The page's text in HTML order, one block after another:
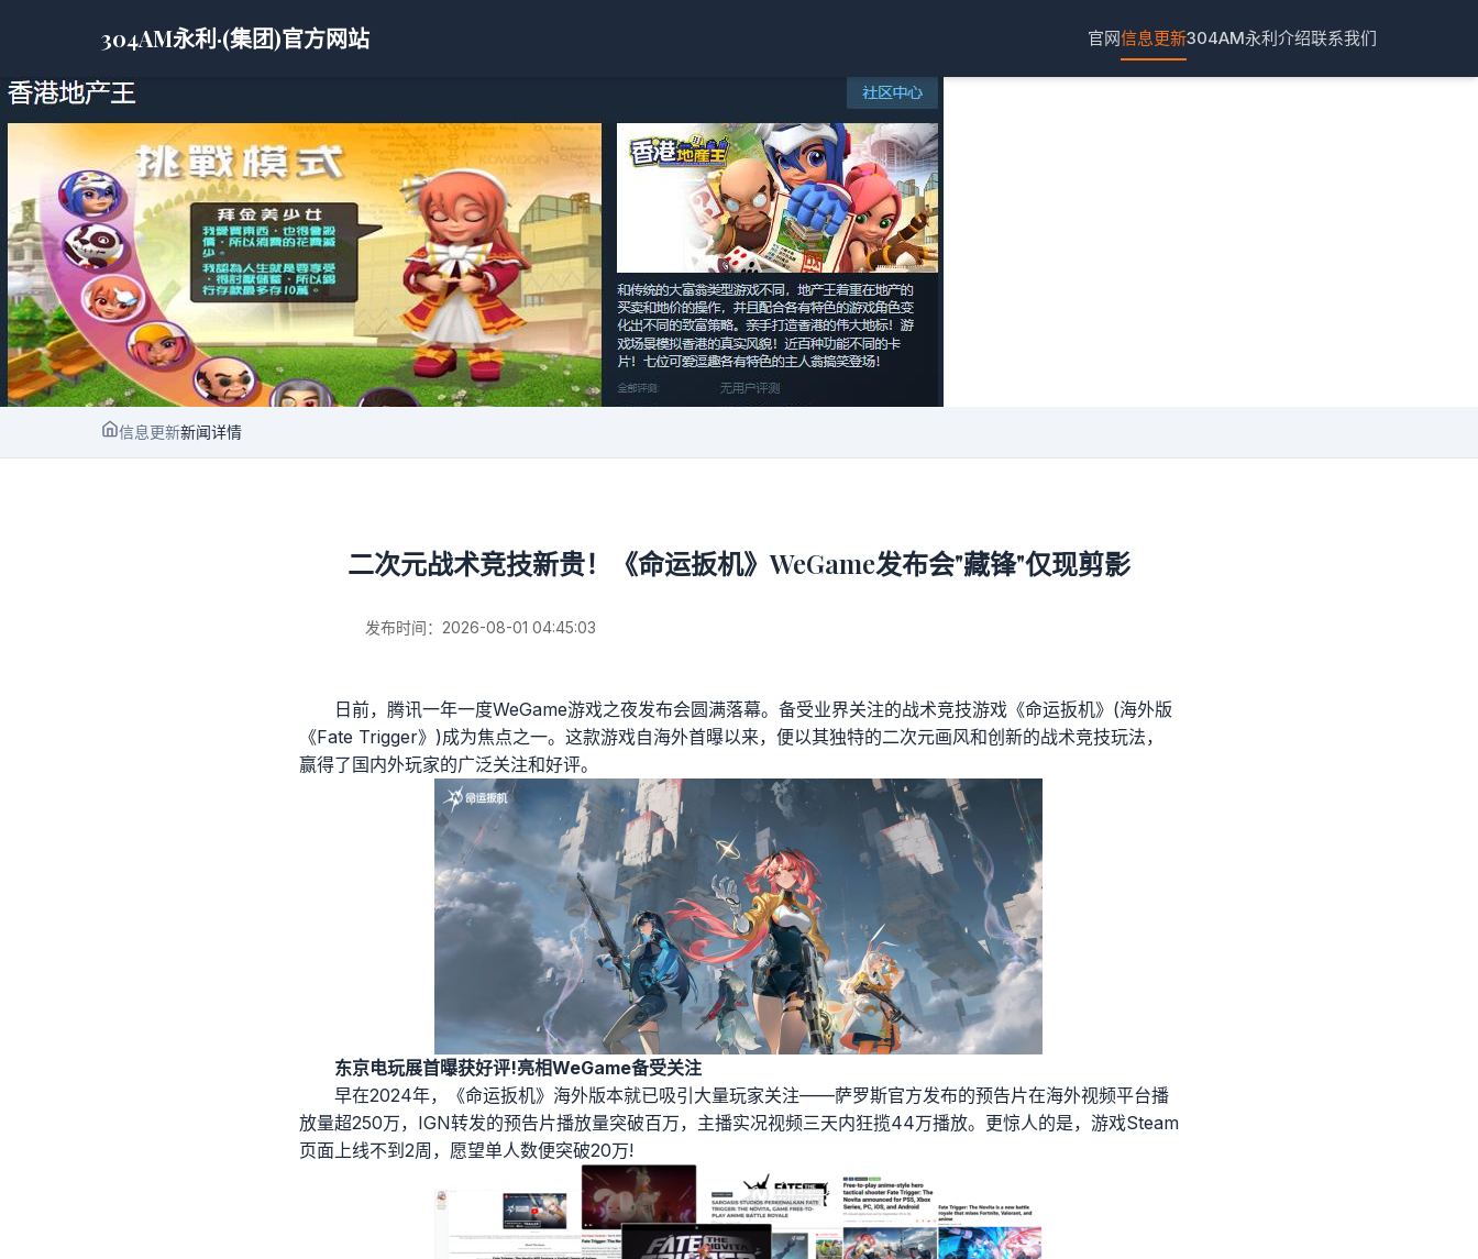
304AM永利·(集团)官方网站 官网信息更新304AM永利介绍联系我们
信息更新新闻详情
二次元战术竞技新贵！《命运扳机》WeGame发布会"藏锋"仅现剪影
发布时间：2026-08-01 04:45:03
日前，腾讯一年一度WeGame游戏之夜发布会圆满落幕。备受业界关注的战术竞技游戏《命运扳机》(海外版
《Fate Trigger》)成为焦点之一。这款游戏自海外首曝以来，便以其独特的二次元画风和创新的战术竞技玩法，
赢得了国内外玩家的广泛关注和好评。
东京电玩展首曝获好评!亮相WeGame备受关注
早在2024年，《命运扳机》海外版本就已吸引大量玩家关注——萨罗斯官方发布的预告片在海外视频平台播
放量超250万，IGN转发的预告片播放量突破百万，主播实况视频三天内狂揽44万播放。更惊人的是，游戏Steam
页面上线不到2周，愿望单人数便突破20万!